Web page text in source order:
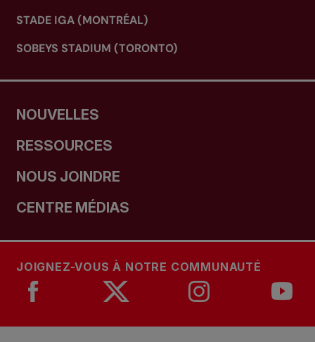
STADE IGA (MONTRÉAL)
SOBEYS STADIUM (TORONTO)
NOUVELLES
RESSOURCES
NOUS JOINDRE
CENTRE MÉDIAS
JOIGNEZ-VOUS À NOTRE COMMUNAUTÉ